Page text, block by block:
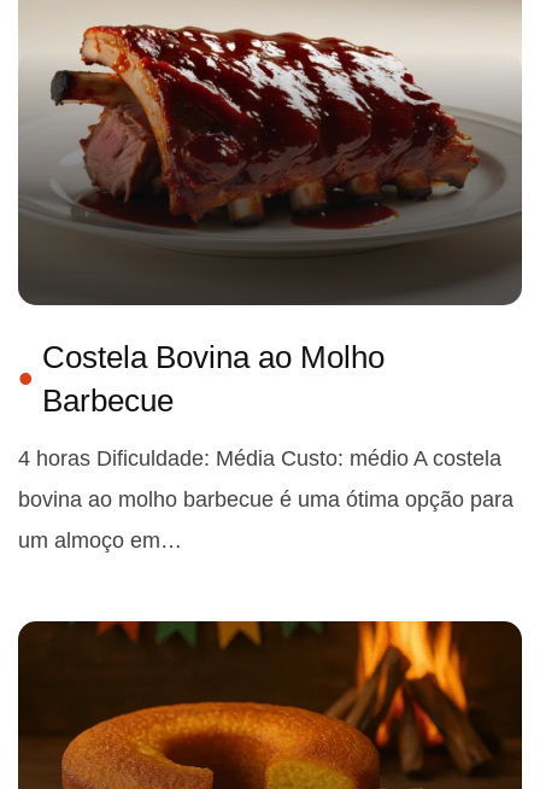
Costela Bovina ao Molho
Barbecue
4 horas Dificuldade: Média Custo: médio A costela
bovina ao molho barbecue é uma ótima opção para
um almoço em…